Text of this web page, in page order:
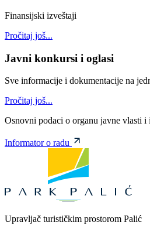
Finansijski izveštaji
Pročitaj još...
Javni konkursi i oglasi
Sve informacije i dokumentacije na
Pročitaj još...
Osnovni podaci o organu javne vlasti i
Informator o radu
Upravljač turističkim prostorom Palić